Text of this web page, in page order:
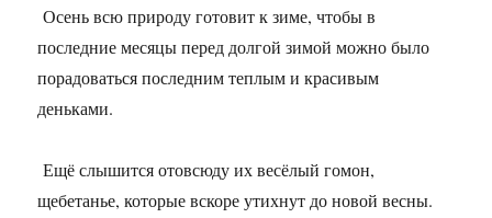
Осень всю природу готовит к зиме, чтобы в
последние месяцы перед долгой зимой можно было
порадоваться последним теплым и красивым
деньками.
Ещё слышится отовсюду их весёлый гомон,
щебетанье, которые вскоре утихнут до новой весны.